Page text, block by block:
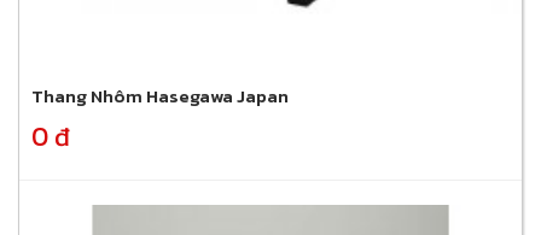
Thang Nhôm Hasegawa Japan
0 đ